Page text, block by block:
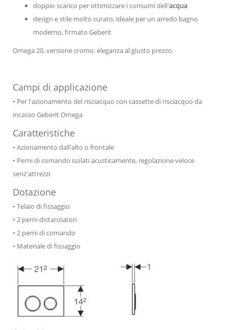
doppio scarico per ottimizzare i consumi dell'acqua
design e stile molto curato, ideale per un arredo bagno
moderno, firmato Geberit
Omega 20, versione cromo: eleganza al giusto prezzo.
Campi di applicazione
• Per l'azionamento del risciacquo con cassette di risciacquo da
incasso Geberit Omega
Caratteristiche
• Azionamento dall'alto o frontale
• Perni di comando isolati acusticamente, regolazione veloce
senz'attrezzi
Dotazione
• Telaio di fissaggio
• 2 perni distanziatori
• 2 perni di comando
• Materiale di fissaggio